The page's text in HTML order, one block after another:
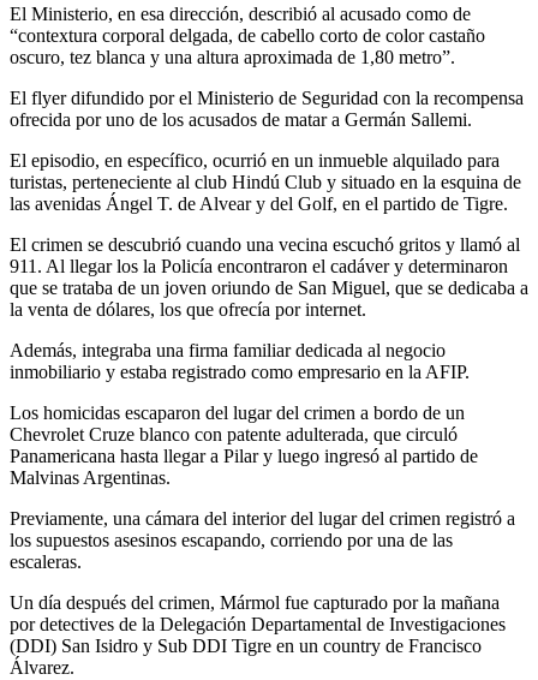
El Ministerio, en esa dirección, describió al acusado como de
“contextura corporal delgada, de cabello corto de color castaño
oscuro, tez blanca y una altura aproximada de 1,80 metro”.
El flyer difundido por el Ministerio de Seguridad con la recompensa
ofrecida por uno de los acusados de matar a Germán Sallemi.
El episodio, en específico, ocurrió en un inmueble alquilado para
turistas, perteneciente al club Hindú Club y situado en la esquina de
las avenidas Ángel T. de Alvear y del Golf, en el partido de Tigre.
El crimen se descubrió cuando una vecina escuchó gritos y llamó al
911. Al llegar los la Policía encontraron el cadáver y determinaron
que se trataba de un joven oriundo de San Miguel, que se dedicaba a
la venta de dólares, los que ofrecía por internet.
Además, integraba una firma familiar dedicada al negocio
inmobiliario y estaba registrado como empresario en la AFIP.
Los homicidas escaparon del lugar del crimen a bordo de un
Chevrolet Cruze blanco con patente adulterada, que circuló
Panamericana hasta llegar a Pilar y luego ingresó al partido de
Malvinas Argentinas.
Previamente, una cámara del interior del lugar del crimen registró a
los supuestos asesinos escapando, corriendo por una de las
escaleras.
Un día después del crimen, Mármol fue capturado por la mañana
por detectives de la Delegación Departamental de Investigaciones
(DDI) San Isidro y Sub DDI Tigre en un country de Francisco
Álvarez.